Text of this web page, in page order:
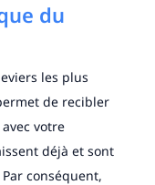
du
les plus
de recibler
votre
déjà et sont
conséquent,